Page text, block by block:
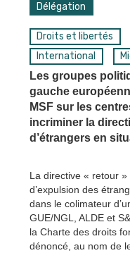
Délégation
Droits et libertés
International
Les groupes
gauche
MSF sur les
incriminer la
d’étrangers en
La directive « retour
d’expulsion des
dans le colimateur
GUE/NGL, ALDE et
la Charte des droits
dénoncé, au nom de